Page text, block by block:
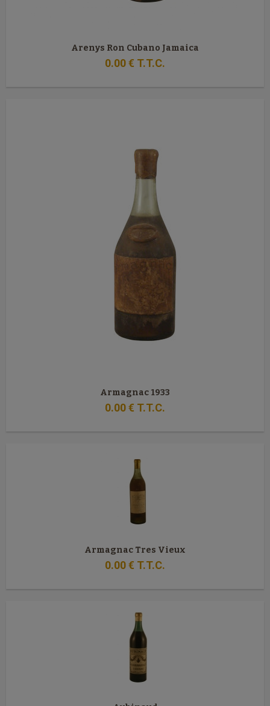
Arenys Ron Cubano Jamaica
0.00€ T.T.C.
Armagnac 1933
0.00€ T.T.C.
Armagnac Tres Vieux
0.00€ T.T.C.